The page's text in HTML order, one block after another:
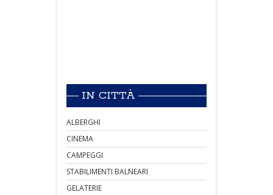
IN CITTÀ
ALBERGHI
CINEMA
CAMPEGGI
STABILIMENTI BALNEARI
GELATERIE